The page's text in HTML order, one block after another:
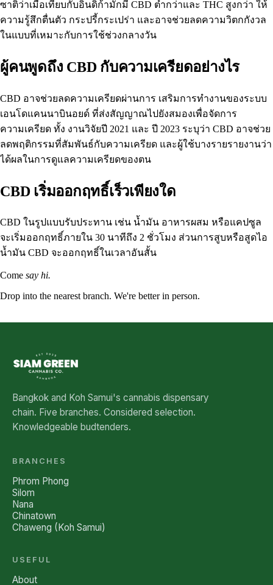
ซาติว่าเมื่อเทียบกับอินดิก้ามักมี CBD ต่ำกว่าและ THC สูงกว่า ให้
ความรู้สึกตื่นตัว กระปรี้กระเปร่า และอาจช่วยลดความวิตกกังวล
ในแบบที่เหมาะกับการใช้ช่วงกลางวัน
ผู้คนพูดถึง CBD กับความเครียดอย่างไร
CBD อาจช่วยลดความเครียดผ่านการ เสริมการทำงานของระบบ
เอนโดแคนนาบินอยด์ ที่ส่งสัญญาณไปยังสมองเพื่อจัดการ
ความเครียด ทั้ง งานวิจัยปี 2021 และ ปี 2023 ระบุว่า CBD อาจช่วย
ลดพฤติกรรมที่สัมพันธ์กับความเครียด และผู้ใช้บางรายรายงานว่า
ได้ผลในการดูแลความเครียดของตน
CBD เริ่มออกฤทธิ์เร็วเพียงใด
CBD ในรูปแบบรับประทาน เช่น น้ำมัน อาหารผสม หรือแคปซูล
จะเริ่มออกฤทธิ์ภายใน 30 นาทีถึง 2 ชั่วโมง ส่วนการสูบหรือสูดไอ
น้ำมัน CBD จะออกฤทธิ์ในเวลาอันสั้น
Come say hi.
Drop into the nearest branch. We're better in person.
Bangkok and Koh Samui's cannabis dispensary
chain. Five branches. Considered selection.
Knowledgeable budtenders.
BRANCHES
Phrom Phong
Silom
Nana
Chinatown
Chaweng (Koh Samui)
USEFUL
About